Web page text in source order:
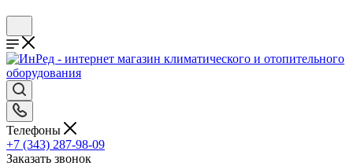
Телефоны
+7 (343) 287-98-09
Заказать звонок